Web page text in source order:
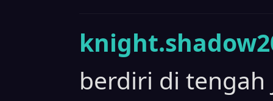
berdiri di